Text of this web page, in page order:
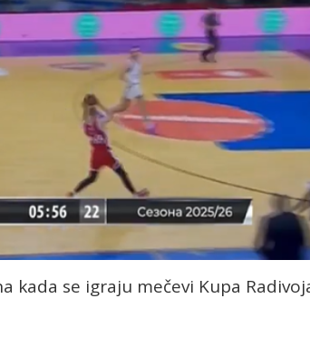
kada se igraju mečevi Kupa